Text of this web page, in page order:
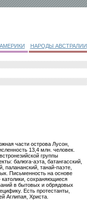
НАРОДЫ АВСТРАЛИИ
части острова Лусон,
13,4 млн. человек.
группы
балюга-аэта, батангасский,
палананский, танай-паэте,
Письменность на основе
сохраняющиеся
в бытовых и обрядовых
Есть протестанты,
Аглипая, Христа.